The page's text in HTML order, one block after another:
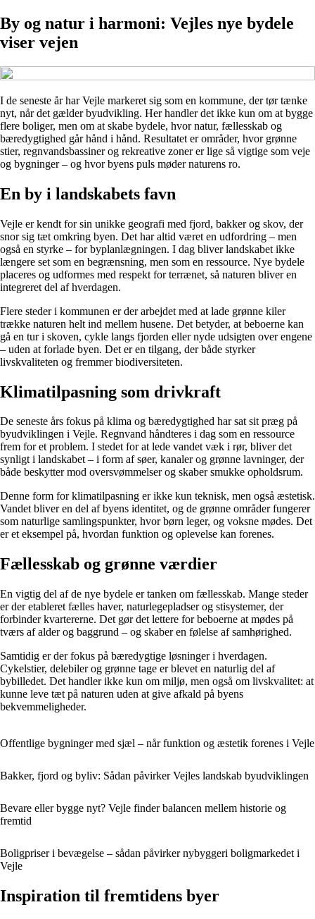
By og natur i harmoni: Vejles nye bydele
viser vejen
I de seneste år har Vejle markeret sig som en kommune, der tør tænke
nyt, når det gælder byudvikling. Her handler det ikke kun om at bygge
flere boliger, men om at skabe bydele, hvor natur, fællesskab og
bæredygtighed går hånd i hånd. Resultatet er områder, hvor grønne
stier, regnvandsbassiner og rekreative zoner er lige så vigtige som veje
og bygninger – og hvor byens puls møder naturens ro.
En by i landskabets favn
Vejle er kendt for sin unikke geografi med fjord, bakker og skov, der
snor sig tæt omkring byen. Det har altid været en udfordring – men
også en styrke – for byplanlægningen. I dag bliver landskabet ikke
længere set som en begrænsning, men som en ressource. Nye bydele
placeres og udformes med respekt for terrænet, så naturen bliver en
integreret del af hverdagen.
Flere steder i kommunen er der arbejdet med at lade grønne kiler
trække naturen helt ind mellem husene. Det betyder, at beboerne kan
gå en tur i skoven, cykle langs fjorden eller nyde udsigten over engene
– uden at forlade byen. Det er en tilgang, der både styrker
livskvaliteten og fremmer biodiversiteten.
Klimatilpasning som drivkraft
De seneste års fokus på klima og bæredygtighed har sat sit præg på
byudviklingen i Vejle. Regnvand håndteres i dag som en ressource
frem for et problem. I stedet for at lede vandet væk i rør, bliver det
synligt i landskabet – i form af søer, kanaler og grønne lavninger, der
både beskytter mod oversvømmelser og skaber smukke opholdsrum.
Denne form for klimatilpasning er ikke kun teknisk, men også æstetisk.
Vandet bliver en del af byens identitet, og de grønne områder fungerer
som naturlige samlingspunkter, hvor børn leger, og voksne mødes. Det
er et eksempel på, hvordan funktion og oplevelse kan forenes.
Fællesskab og grønne værdier
En vigtig del af de nye bydele er tanken om fællesskab. Mange steder
er der etableret fælles haver, naturlegepladser og stisystemer, der
forbinder kvartererne. Det gør det lettere for beboerne at mødes på
tværs af alder og baggrund – og skaber en følelse af samhørighed.
Samtidig er der fokus på bæredygtige løsninger i hverdagen.
Cykelstier, delebiler og grønne tage er blevet en naturlig del af
bybilledet. Det handler ikke kun om miljø, men også om livskvalitet: at
kunne leve tæt på naturen uden at give afkald på byens
bekvemmeligheder.
Offentlige bygninger med sjæl – når funktion og æstetik forenes i Vejle
Bakker, fjord og byliv: Sådan påvirker Vejles landskab byudviklingen
Bevare eller bygge nyt? Vejle finder balancen mellem historie og
fremtid
Boligpriser i bevægelse – sådan påvirker nybyggeri boligmarkedet i
Vejle
Inspiration til fremtidens byer